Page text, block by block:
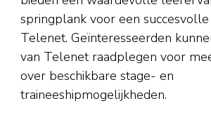
springplank voor een
Telenet. Geïnteresseerden
van Telenet raadplegen voor
over beschikbare stage- en
traineeshipmogelijkheden.